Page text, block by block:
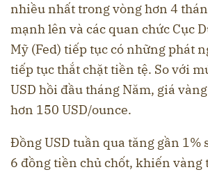
nhiều nhất trong vòng hơn 4
mạnh lên và các quan chức Cục
Mỹ (Fed) tiếp tục có những phát
tiếp tục thắt chặt tiền tệ. So với
USD hồi đầu tháng Năm, giá
hơn 150 USD/ounce.
Đồng USD tuần qua tăng gần 1%
6 đồng tiền chủ chốt, khiến vàng